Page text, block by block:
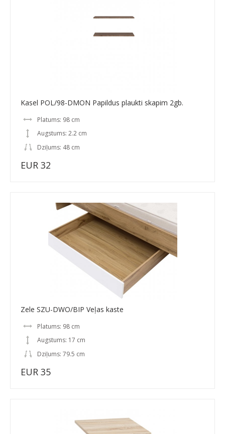
Kasel POL/98-DMON Papildus plaukti skapim 2gb.
Platums: 98 cm
Augstums: 2.2 cm
Dziļums: 48 cm
EUR 32
Zele SZU-DWO/BIP Veļas kaste
Platums: 98 cm
Augstums: 17 cm
Dziļums: 79.5 cm
EUR 35